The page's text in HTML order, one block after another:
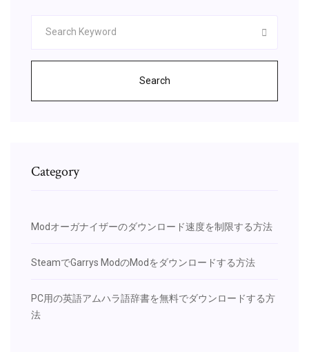
Search
Category
Modオーガナイザーのダウンロード速度を制限する方法
SteamでGarrys ModのModをダウンロードする方法
PC用の英語アムハラ語辞書を無料でダウンロードする方
法